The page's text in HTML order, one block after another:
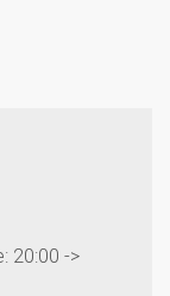
20:00 ->